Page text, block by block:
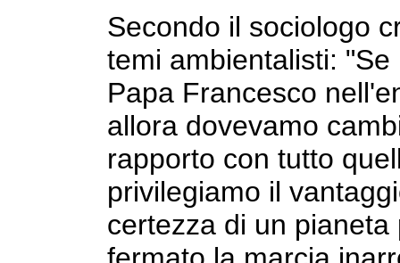
Secondo il sociologo
temi ambientalisti:
Papa Francesco
allora dovevamo
rapporto con tutto
privilegiamo il
certezza di un